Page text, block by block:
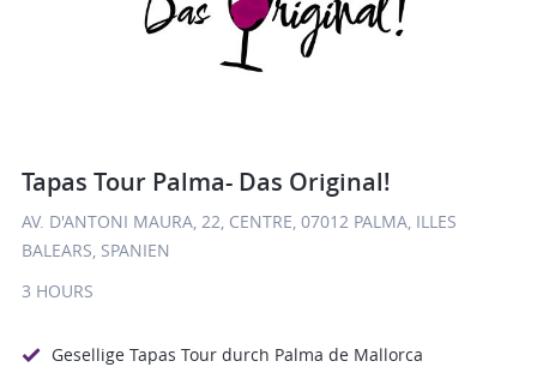
Tapas Tour Palma- Das Original!
AV. D'ANTONI MAURA, 22, CENTRE, 07012 PALMA, ILLES
BALEARS, SPANIEN
3 HOURS
Gesellige Tapas Tour durch Palma de Mallorca